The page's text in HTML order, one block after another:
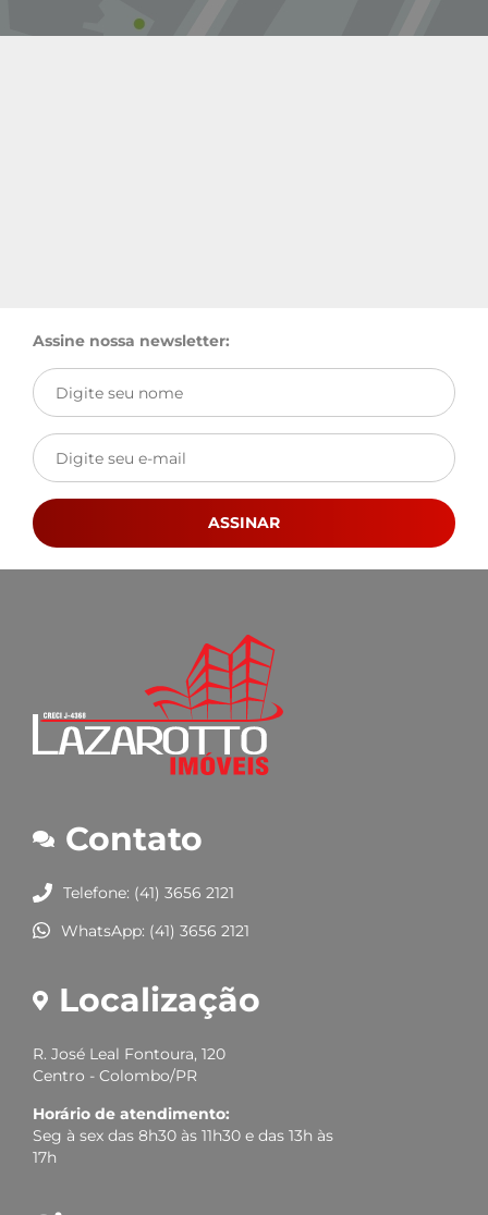
Assine nossa newsletter:
ASSINAR
Contato
Telefone: (41) 3656 2121
WhatsApp: (41) 3656 2121
Localização
R. José Leal Fontoura, 120
Centro - Colombo/PR
Horário de atendimento:
Seg à sex das 8h30 às 11h30 e das 13h às
17h